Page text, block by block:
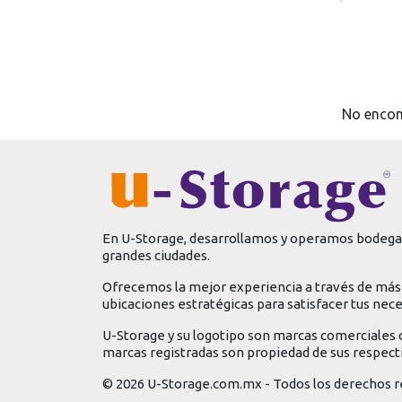
No
En U-Storage, desarrollamos y operamos
grandes ciudades.
Ofrecemos la mejor experiencia a través de más
ubicaciones estratégicas para satisfacer tus
U-Storage y su logotipo son marcas
marcas registradas son propiedad de sus
© 2026 U-Storage.com.mx - Todos los derechos